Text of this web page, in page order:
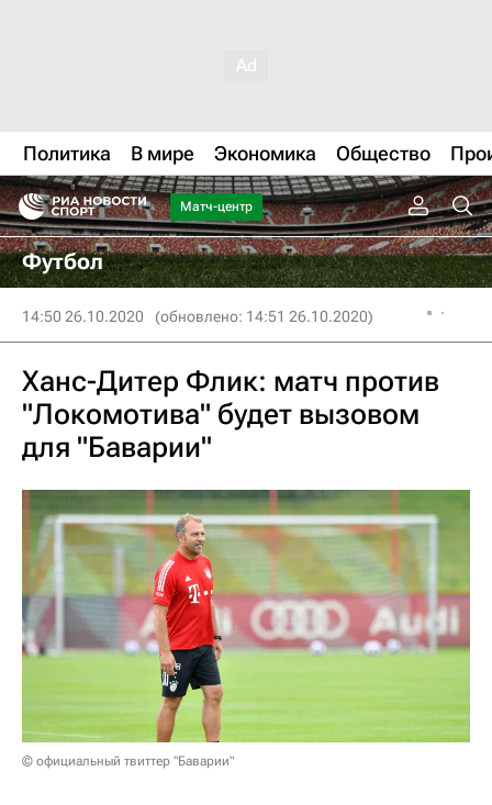
Политика В мире Экономика Общество
Матч-центр
Футбол
14:50 26.10.2020 (обновлено: 14:51 26.10.2020)
Ханс-Дитер Флик: матч против
"Локомотива" будет вызовом
для "Баварии"
© официальный твиттер "Баварии"